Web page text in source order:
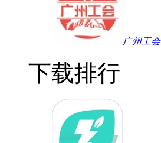
广州工会
下载排行